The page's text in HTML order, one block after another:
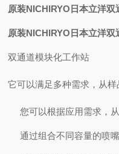
原装NICHIRYO日本立洋
原装NICHIRYO日本立洋
双通道模块化工作站
它可以满足多种需求，从样
您可以根据应用需求，
通过组合不同容量的喷